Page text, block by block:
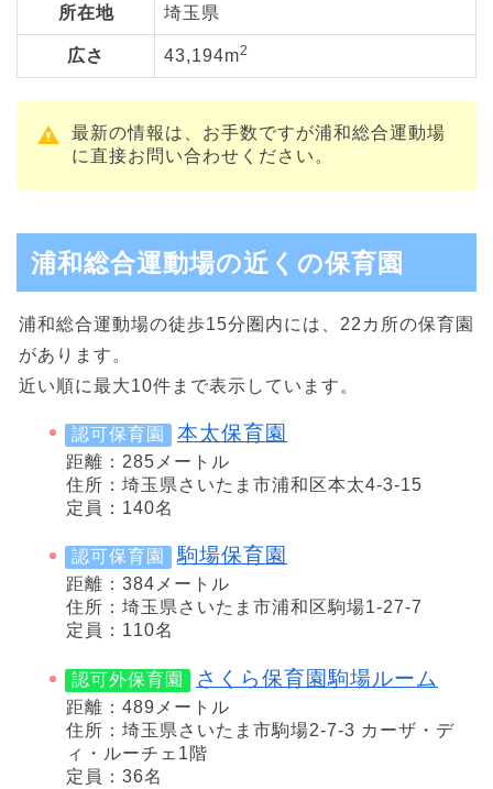
所在地 埼玉県
広さ 43,194m2
最新の情報は、お手数ですが浦和総合運動場
に直接お問い合わせください。
浦和総合運動場の近くの保育園
浦和総合運動場の徒歩15分圏内には、22カ所の保育園
があります。
近い順に最大10件まで表示しています。
認可保育園 本太保育園
距離：285メートル
住所：埼玉県さいたま市浦和区本太4-3-15
定員：140名
認可保育園 駒場保育園
距離：384メートル
住所：埼玉県さいたま市浦和区駒場1-27-7
定員：110名
認可外保育園 さくら保育園駒場ルーム
距離：489メートル
住所：埼玉県さいたま市駒場2-7-3 カーザ・デ
ィ・ルーチェ1階
定員：36名